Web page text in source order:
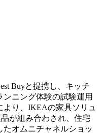
Buyと提携し、キッチ
ニング体験の試験運用
り、IKEAの家具ソリュ
が組み合わされ、住宅
たオムニチャネルショッ